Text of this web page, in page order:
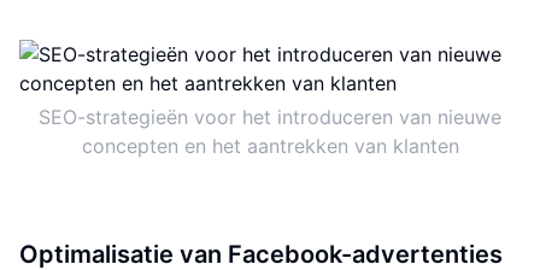
SEO-strategieën voor het introduceren van nieuwe
concepten en het aantrekken van klanten
Optimalisatie van Facebook-advertenties